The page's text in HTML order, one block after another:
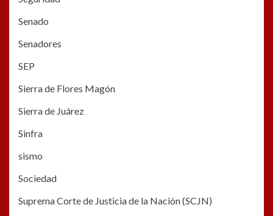
Senado
Senadores
SEP
Sierra de Flores Magón
Sierra de Juárez
Sinfra
sismo
Sociedad
Suprema Corte de Justicia de la Nación (SCJN)